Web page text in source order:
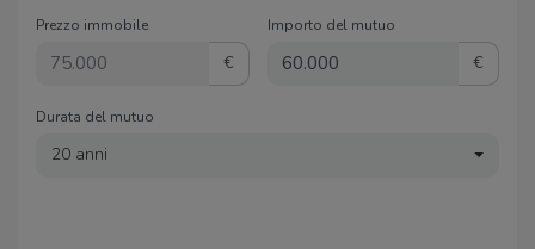
Prezzo immobile
€
Importo del mutuo
€
Durata del mutuo
20 anni